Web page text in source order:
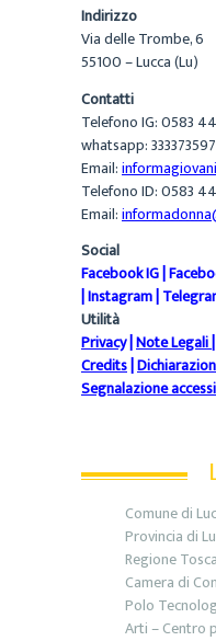
Indirizzo
Via delle Trombe, 6
55100 – Lucca (Lu)
Contatti
Telefono IG: 0583
whatsapp:
Email:
Telefono ID: 0583
Email:
Social
Facebook IG|
|Instagram|
Utilità
Privacy|Note Legali|
Credits|
Segnalazione
Comune di
Provincia di
Regione
Camera di
Polo
Arti – Centro